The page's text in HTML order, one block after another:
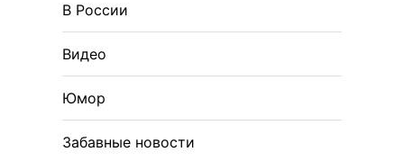
В России
Видео
Юмор
Забавные новости